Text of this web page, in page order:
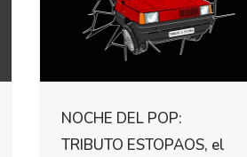
NOCHE DEL POP:
TRIBUTO ESTOPAOS, el